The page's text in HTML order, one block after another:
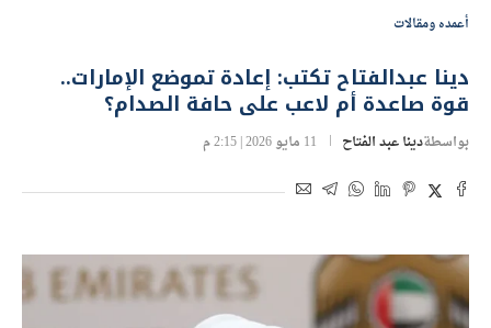
أعمده ومقالات
دينا عبدالفتاح تكتب: إعادة تموضع الإمارات..
قوة صاعدة أم لاعب على حافة الصدام؟
بواسطةدينا عبد الفتاح 11 مايو 2026 | 2:15 م